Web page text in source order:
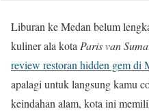
Liburan ke Medan belum
kuliner ala kota Paris van
review restoran hidden gem di
apalagi untuk langsung kamu
keindahan alam, kota ini